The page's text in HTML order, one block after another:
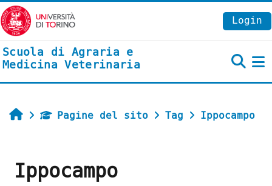
Vai al contenuto principale
Login
Scuola di Agraria e
Medicina Veterinaria
HomePagine del sito Tag Ippocampo
Ippocampo